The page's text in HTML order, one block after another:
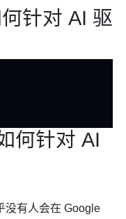
针对 AI 驱
何针对 AI
没有人会在 Google